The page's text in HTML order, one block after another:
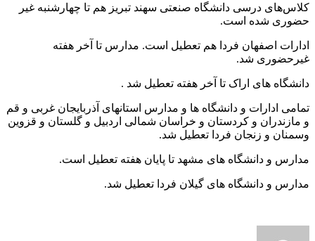
کلاس‌های درسی دانشگاه صنعتی سهند تبریز هم تا چهارشنبه غیر
حضوری شده است.
ادارات اصفهان فردا هم تعطیل است. مدارس تا آخر هفته
غیرحضوری شد.
دانشگاه های اراک تا آخر هفته تعطیل شد .
تمامی ادارات و دانشگاه ها و مدارس استانهای آذربایجان غربی و قم
و مازندران و کردستان و خراسان شمالی اردبیل و گلستان و قزوین
وسمنان و زنجان فردا تعطیل شد.
مدارس و دانشگاه های مشهد تا پایان هفته تعطیل است.
مدارس و دانشگاه های گیلان فردا تعطیل شد.